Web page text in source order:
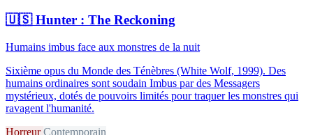
🇺🇸Hunter : The Reckoning
Humains imbus face aux monstres de la nuit
Sixième opus du Monde des Ténèbres (White Wolf, 1999). Des
humains ordinaires sont soudain Imbus par des Messagers
mystérieux, dotés de pouvoirs limités pour traquer les monstres qui
ravagent l'humanité.
HorreurContemporain